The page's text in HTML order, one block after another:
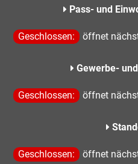
Pass- und
Klicken, um weitere
Geschlossen: öffnet
Gewerbe-
Klicken, um weitere
Geschlossen: öffnet
Klicken, um weitere
Geschlossen: öffnet